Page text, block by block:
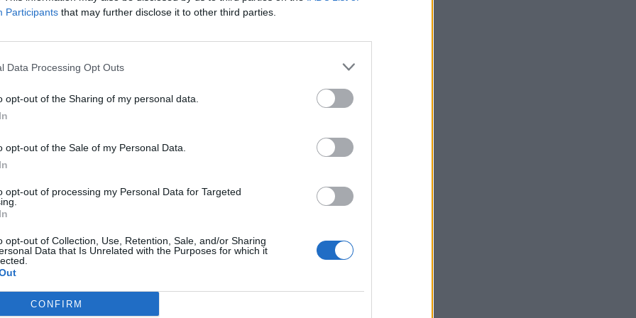
Participants that may further disclose it to other third parties.
Data Processing Opt Outs
opt-out of the Sharing of my personal data.
opt-out of the Sale of my Personal Data.
opt-out of processing my Personal Data for Targeted
opt-out of Collection, Use, Retention, Sale, and/or Sharing
Data that Is Unrelated with the Purposes for which it
CONFIRM
érte Szentpétervárt – jelentette ki Dmitrij Peszkov, a Kreml szóvivője
teljes mértékben a regionális hatóságok és a mi védelmi...
portfolio.hu hírarchívumához tartozik, melynek olvasása előfizetéses
tartalmazza:
elmúlt 2 év napon belüli
Előfizetés
VAGY? BEJELENTKEZÉS